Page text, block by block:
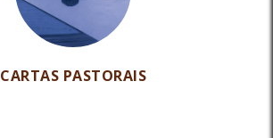
CARTAS PASTORAIS